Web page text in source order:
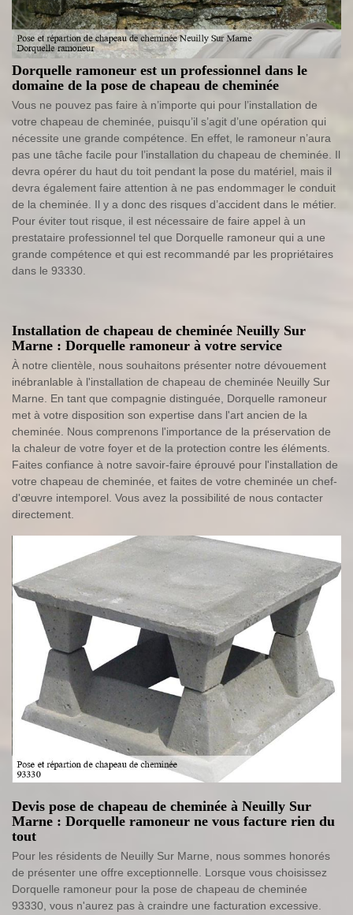
Dorquelle ramoneur est un professionnel dans le
domaine de la pose de chapeau de cheminée
Vous ne pouvez pas faire à n’importe qui pour l’installation de
votre chapeau de cheminée, puisqu’il s’agit d’une opération qui
nécessite une grande compétence. En effet, le ramoneur n’aura
pas une tâche facile pour l’installation du chapeau de cheminée. Il
devra opérer du haut du toit pendant la pose du matériel, mais il
devra également faire attention à ne pas endommager le conduit
de la cheminée. Il y a donc des risques d’accident dans le métier.
Pour éviter tout risque, il est nécessaire de faire appel à un
prestataire professionnel tel que Dorquelle ramoneur qui a une
grande compétence et qui est recommandé par les propriétaires
dans le 93330.
Installation de chapeau de cheminée Neuilly Sur
Marne : Dorquelle ramoneur à votre service
À notre clientèle, nous souhaitons présenter notre dévouement
inébranlable à l'installation de chapeau de cheminée Neuilly Sur
Marne. En tant que compagnie distinguée, Dorquelle ramoneur
met à votre disposition son expertise dans l'art ancien de la
cheminée. Nous comprenons l'importance de la préservation de
la chaleur de votre foyer et de la protection contre les éléments.
Faites confiance à notre savoir-faire éprouvé pour l'installation de
votre chapeau de cheminée, et faites de votre cheminée un chef-
d'œuvre intemporel. Vous avez la possibilité de nous contacter
directement.
Devis pose de chapeau de cheminée à Neuilly Sur
Marne : Dorquelle ramoneur ne vous facture rien du
tout
Pour les résidents de Neuilly Sur Marne, nous sommes honorés
de présenter une offre exceptionnelle. Lorsque vous choisissez
Dorquelle ramoneur pour la pose de chapeau de cheminée
93330, vous n'aurez pas à craindre une facturation excessive.